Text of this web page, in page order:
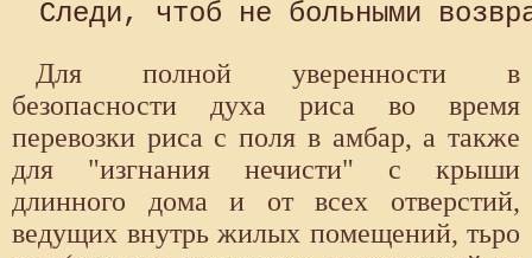
Для полной уверенности в
безопасности духа риса во время
перевозки риса с поля в амбар, а также
для "изгнания нечисти" с крыши
длинного дома и от всех отверстий,
ведущих внутрь жилых помещений, тьро